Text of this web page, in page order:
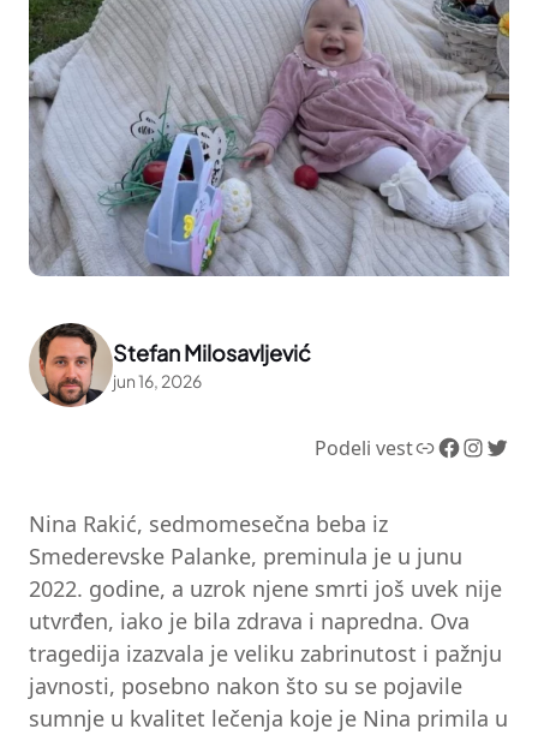
Stefan Milosavljević
jun 16, 2026
Podeli vestLink Facebook InstagramTwitter
Nina Rakić, sedmomesečna beba iz
Smederevske Palanke, preminula je u junu
2022. godine, a uzrok njene smrti još uvek nije
utvrđen, iako je bila zdrava i napredna. Ova
tragedija izazvala je veliku zabrinutost i pažnju
javnosti, posebno nakon što su se pojavile
sumnje u kvalitet lečenja koje je Nina primila u